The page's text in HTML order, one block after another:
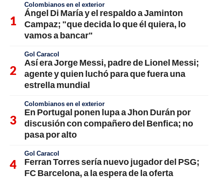
Colombianos en el exterior
Ángel Di María y el respaldo a Jaminton
Campaz; "que decida lo que él quiera, lo
vamos a bancar"
Gol Caracol
Así era Jorge Messi, padre de Lionel Messi;
agente y quien luchó para que fuera una
estrella mundial
Colombianos en el exterior
En Portugal ponen lupa a Jhon Durán por
discusión con compañero del Benfica; no
pasa por alto
Gol Caracol
Ferran Torres sería nuevo jugador del PSG;
FC Barcelona, a la espera de la oferta